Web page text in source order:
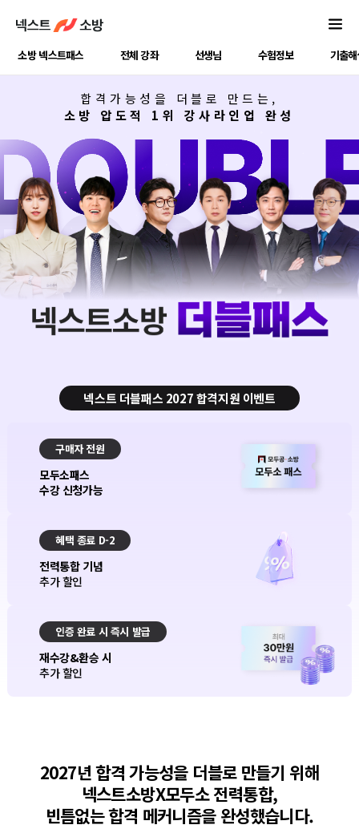
한번,
수강은
넥스트소방
모두소
더블패스
많은
수험생이
수
있도록
더블패스로
모이세요.
소방 넥스트패스 전체 강좌 선생님 수험정보 기출
합격가능성을 더블로 만드는,
소방 압도적 1위 강사라인업 완성
넥스트 더블패스 2027 합격지원 이벤트
구매자 전원
모두소패스
수강 신청가능
혜택 종료 D-2
전력통합 기념
추가 할인
인증 완료 시 즉시 발급
재수강&환승 시
추가 할인
2027년 합격 가능성을 더블로 만들기 위해
넥스트소방X모두소 전력통합,
빈틈없는 합격 메커니즘을 완성했습니다.